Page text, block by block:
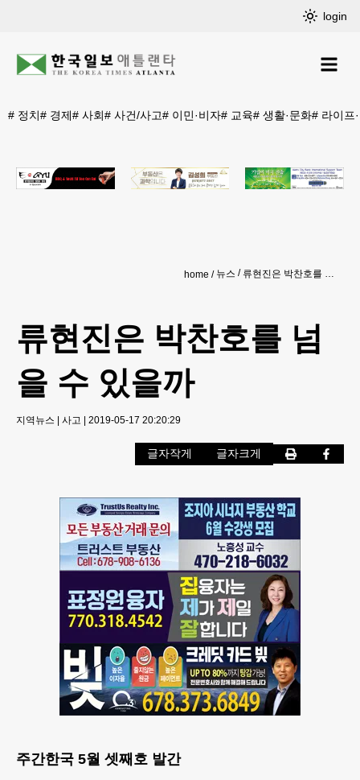
login
# 정치# 경제# 사회# 사건/사고# 이민·비자# 교육# 생활·문화# 라이프
home 뉴스 류현진은 박찬호를 넘을 수 있을까
류현진은 박찬호를 넘
을 수 있을까
지역뉴스 | 사고 | 2019-05-17 20:20:29
글자작게 글자크게
주간한국 5월 셋째호 발간